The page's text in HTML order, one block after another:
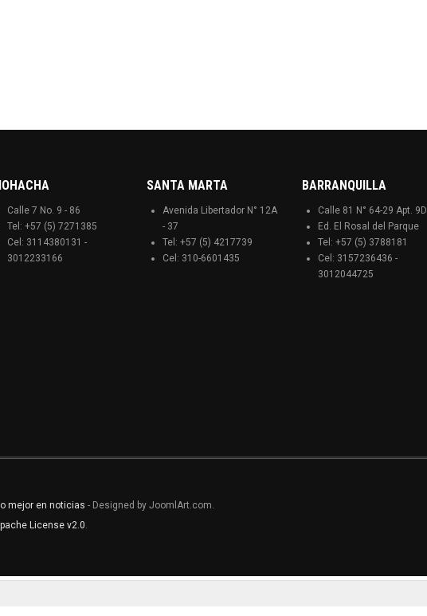
Calle 7 No. 9 - 86
Tel: +57 (5) 7271385
Cel: 3114380131 -
3012233166
SANTA MARTA
Avenida Libertador N° 12A
- 37
Tel: +57 (5) 4217739
Cel: 310-6601435
BARRANQUILLA
Calle 81 N° 64-29 Apt. 9D
Ed. El Rosal del Parque
Tel: +57 (5) 3788181
Cel: 3157236436 -
3012044725
mejor en noticias - Designed by JoomlArt.com.
License v2.0.